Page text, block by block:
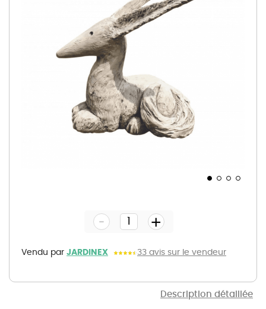
Description détaillée
gallery
Vendu par JARDINEX 33 avis sur le vendeur
- +